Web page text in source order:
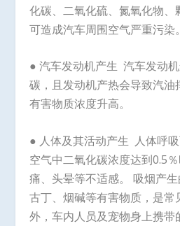
化碳、二氧化硫、氮氧化物、
可造成汽车周围空气严重污染。
● 汽车发动机产生 汽车发动
碳，且发动机产热会导致汽油
有害物质浓度升高。
● 人体及其活动产生 人体呼
空气中二氧化碳浓度达到0.5
痛、头晕等不适感。 吸烟产
古丁、烟碱等有害物质，是常
外，车内人员及宠物身上携带